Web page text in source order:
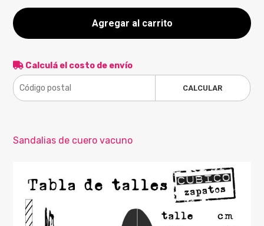
Agregar al carrito
Calculá el costo de envío
CALCULAR
Sandalias de cuero vacuno